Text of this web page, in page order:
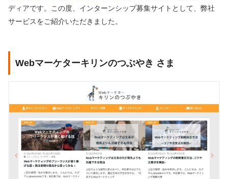
ディアです。この度、インターンシップ募集サイトとして、弊社
サービスをご紹介いただきました。
Webマーケターキリンのつぶやき さま